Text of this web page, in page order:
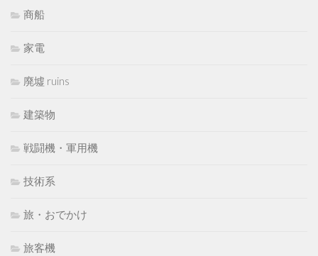
商船
家電
廃墟 ruins
建築物
戦闘機・軍用機
技術系
旅・おでかけ
旅客機